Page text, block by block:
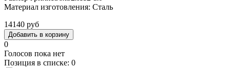
Материал изготовления: Сталь
14140 руб
0
Голосов пока нет
Позиция в списке: 0